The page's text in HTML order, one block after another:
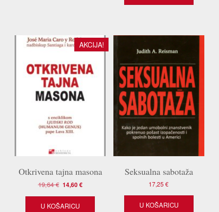
AKCIJA!
Otkrivena tajna masona
19,64€ Izvorna
je:
14,60€Trenutna
U KOŠARICU
Seksualna sabotaža
17,25€
U KOŠARICU